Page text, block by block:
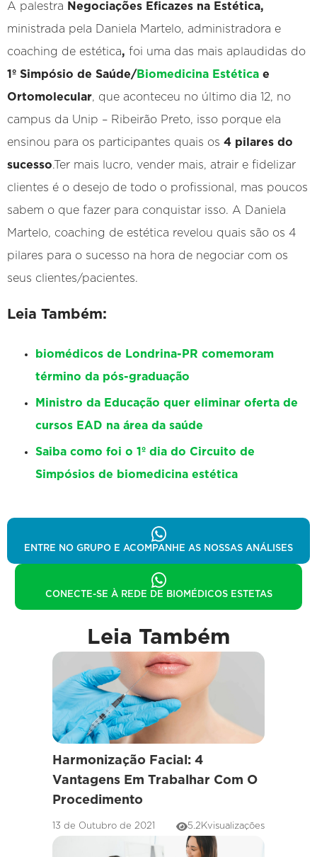
A palestra Negociações Eficazes na Estética,
ministrada pela Daniela Martelo, administradora e
coaching de estética, foi uma das mais aplaudidas do
1º Simpósio de Saúde/Biomedicina Estética e
Ortomolecular, que aconteceu no último dia 12, no
campus da Unip – Ribeirão Preto, isso porque ela
ensinou para os participantes quais os 4 pilares do
sucesso.Ter mais lucro, vender mais, atrair e fidelizar
clientes é o desejo de todo o profissional, mas poucos
sabem o que fazer para conquistar isso. A Daniela
Martelo, coaching de estética revelou quais são os 4
pilares para o sucesso na hora de negociar com os
seus clientes/pacientes.
Leia Também:
biomédicos de Londrina-PR comemoram
término da pós-graduação
Ministro da Educação quer eliminar oferta de
cursos EAD na área da saúde
Saiba como foi o 1º dia do Circuito de
Simpósios de biomedicina estética
ENTRE NO GRUPO E ACOMPANHE AS NOSSAS ANÁLISES
CONECTE-SE À REDE DE BIOMÉDICOS ESTETAS
Leia Também
Harmonização Facial: 4
Vantagens Em Trabalhar Com O
Procedimento
13 de Outubro de 2021 5.2Kvisualizações